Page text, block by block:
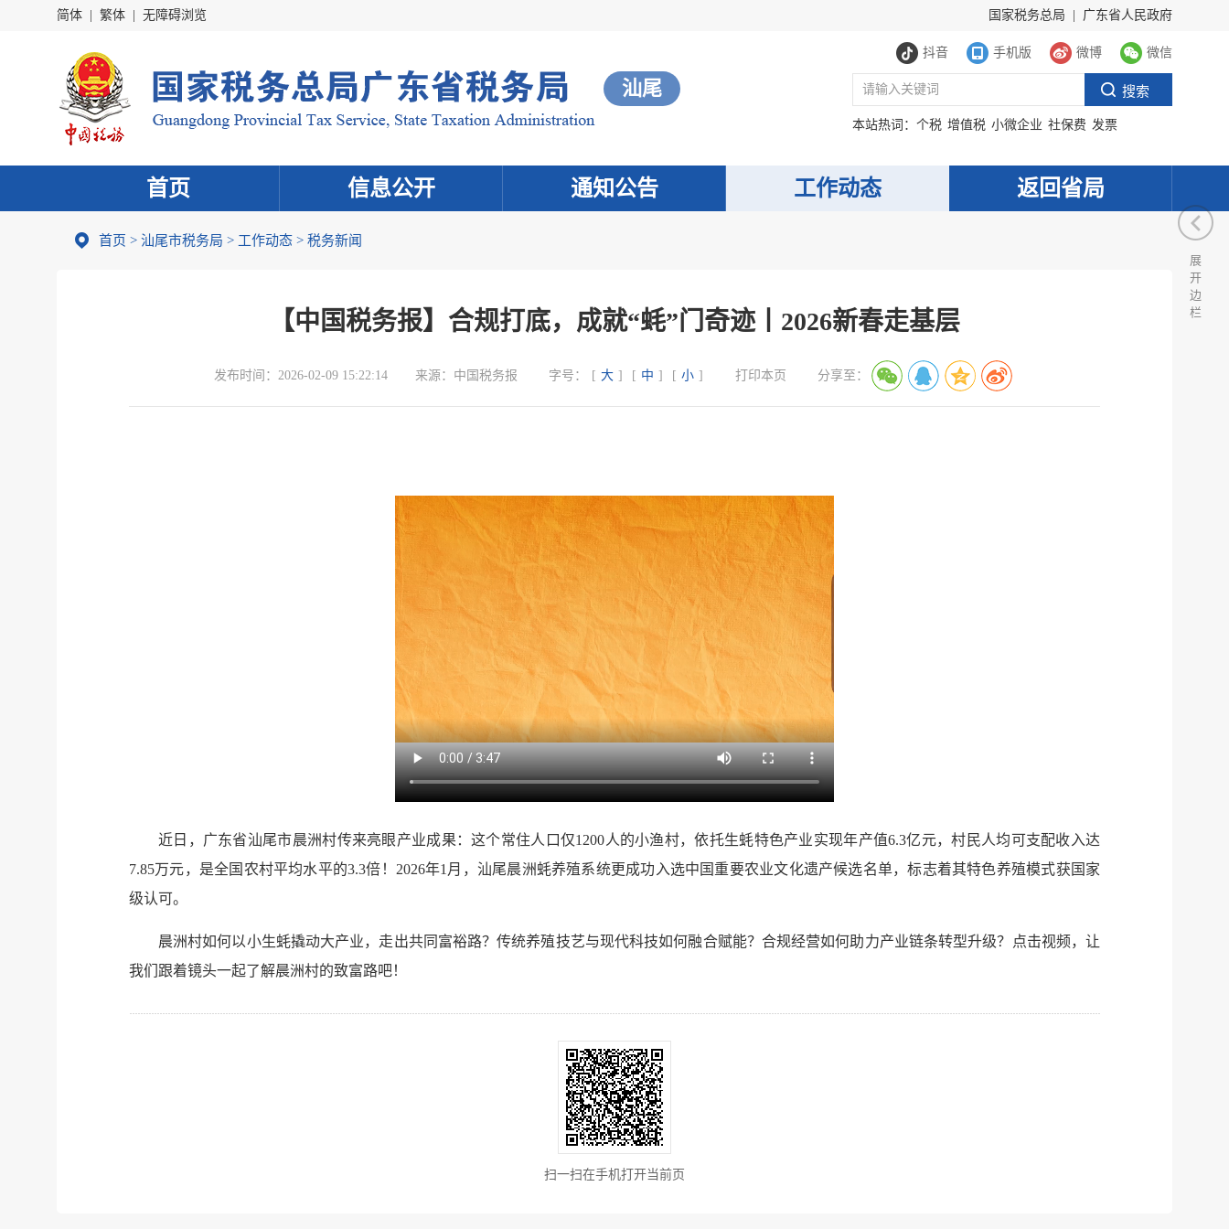
简体 繁体 无障碍浏览 国家税务总局 广东省人民政府
抖音 手机版 微博 微信
汕尾
本站热词： 个税 增值税 小微企业 社保费 发票
首页 信息公开 通知公告 工作动态 返回省局
首页 > 汕尾市税务局 > 工作动态 > 税务新闻
【中国税务报】合规打底，成就“蚝”门奇迹丨2026新春走基层
发布时间： 2026-02-09 15:22:14 来源： 中国税务报 字号： [ 大 ] [ 中 ] [ 小 ] 打印本页 分享至：
近日，广东省汕尾市晨洲村传来亮眼产业成果：这个常住人口仅1200人的小渔村，依托生蚝特色产业实现年产值6.3亿元，村民人均可支配收入达
7.85万元，是全国农村平均水平的3.3倍！2026年1月，汕尾晨洲蚝养殖系统更成功入选中国重要农业文化遗产候选名单，标志着其特色养殖模式获国家
级认可。
晨洲村如何以小生蚝撬动大产业，走出共同富裕路？传统养殖技艺与现代科技如何融合赋能？合规经营如何助力产业链条转型升级？点击视频，让
我们跟着镜头一起了解晨洲村的致富路吧！
扫一扫在手机打开当前页
展
开
边
栏